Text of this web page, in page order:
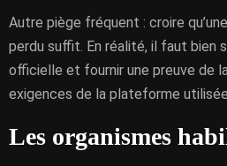
Autre piège fréquent : croire
perdu suffit. En réalité, il faut bien
officielle et fournir une preuve de
exigences de la plateforme
Les organismes